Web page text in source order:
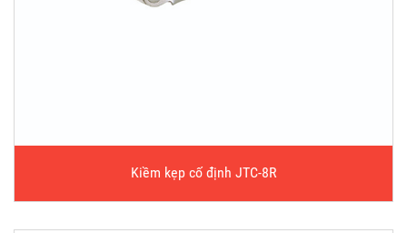
Kiềm kẹp cố định JTC-8R